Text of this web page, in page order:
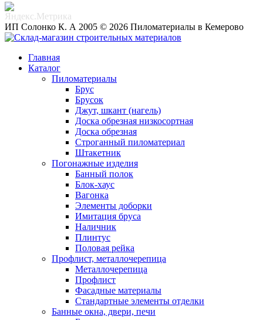
ИП Солонко К. А 2005 © 2026 Пиломатериалы в Кемерово
Главная
Каталог
Пиломатериалы
Брус
Брусок
Джут, шкант (нагель)
Доска обрезная низкосортная
Доска обрезная
Строганный пиломатериал
Штакетник
Погонажные изделия
Банный полок
Блок-хаус
Вагонка
Элементы доборки
Имитация бруса
Наличник
Плинтус
Половая рейка
Профлист, металлочерепица
Металлочерепица
Профлист
Фасадные материалы
Стандартные элементы отделки
Банные окна, двери, печи